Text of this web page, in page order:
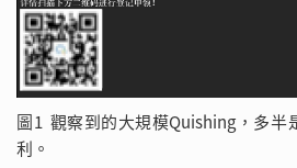
圖1 觀察到的大規模Quishing，多半
利。